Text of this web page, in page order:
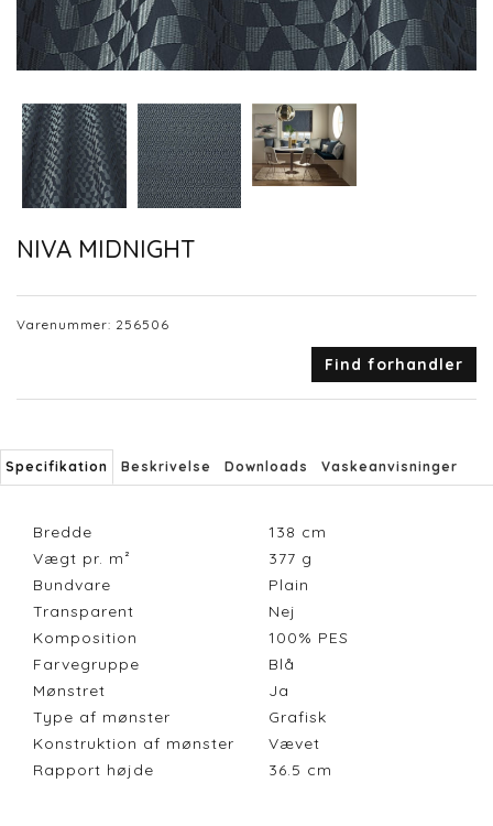
NIVA MIDNIGHT
Varenummer: 256506
Find forhandler
Specifikation Beskrivelse Downloads Vaskeanvisninger
Bredde 138 cm
Vægt pr. m²
377 g
Bundvare
Plain
Transparent
Nej
Komposition
100% PES
Farvegruppe
Blå
Mønstret
Ja
Type af mønster
Grafisk
Konstruktion af mønster
Vævet
Rapport højde
36.5 cm